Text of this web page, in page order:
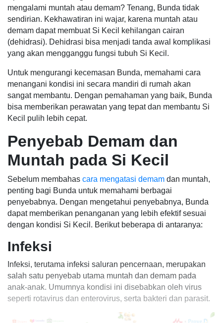
mengalami muntah atau demam? Tenang, Bunda tidak
sendirian. Kekhawatiran ini wajar, karena muntah atau
demam dapat membuat Si Kecil kehilangan cairan
(dehidrasi). Dehidrasi bisa menjadi tanda awal komplikasi
yang akan mengganggu fungsi tubuh Si Kecil.
Untuk mengurangi kecemasan Bunda, memahami cara
menangani kondisi ini secara mandiri di rumah akan
sangat membantu. Dengan pemahaman yang baik, Bunda
bisa memberikan perawatan yang tepat dan membantu Si
Kecil pulih lebih cepat.
Penyebab Demam dan
Muntah pada Si Kecil
Sebelum membahas cara mengatasi demam dan muntah,
penting bagi Bunda untuk memahami berbagai
penyebabnya. Dengan mengetahui penyebabnya, Bunda
dapat memberikan penanganan yang lebih efektif sesuai
dengan kondisi Si Kecil. Berikut beberapa di antaranya:
Infeksi
Infeksi, terutama infeksi saluran pencernaan, merupakan
salah satu penyebab utama muntah dan demam pada
anak-anak. Umumnya kondisi ini disebabkan oleh virus
seperti rotavirus dan enterovirus, serta bakteri dan parasit.